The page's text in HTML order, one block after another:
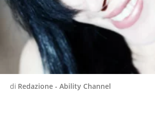
di Redazione - Ability Channel